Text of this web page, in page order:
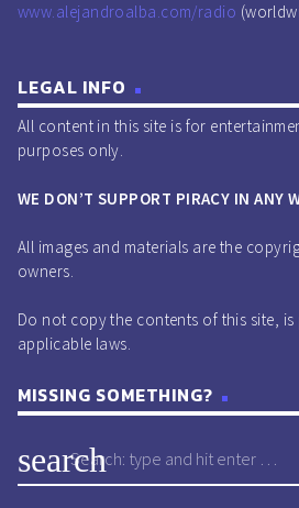
www.alejandroalba.com/radio
LEGAL INFO
All content in this site is for
purposes only.
WE DON’T SUPPORT PIRACY IN ANY
All images and materials are the
owners.
Do not copy the contents of this site,
applicable laws.
MISSING SOMETHING?
search